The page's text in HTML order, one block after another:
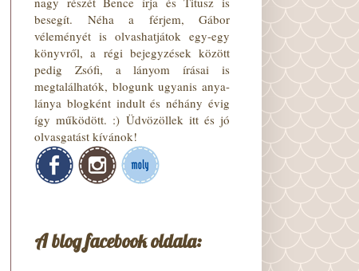
besegít. Néha a férjem, Gábor
véleményét is olvashatjátok egy-egy
könyvről, a régi bejegyzések között
pedig Zsófi, a lányom írásai is
megtalálhatók, blogunk ugyanis anya-
lánya blogként indult és néhány évig
így működött. :) Üdvözöllek itt és jó
olvasgatást kívánok!
A blog facebook oldala: